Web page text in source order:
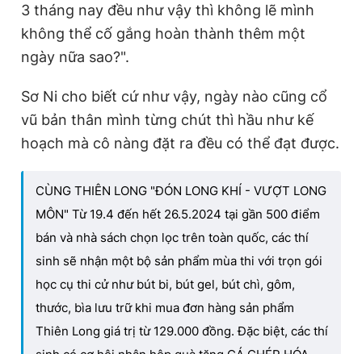
3 tháng nay đều như vậy thì không lẽ mình
không thể cố gắng hoàn thành thêm một
ngày nữa sao?".
Sơ Ni cho biết cứ như vậy, ngày nào cũng cổ
vũ bản thân mình từng chút thì hầu như kế
hoạch mà cô nàng đặt ra đều có thể đạt được.
CÙNG THIÊN LONG "ĐÓN LONG KHÍ - VƯỢT LONG
MÔN" Từ 19.4 đến hết 26.5.2024 tại gần 500 điểm
bán và nhà sách chọn lọc trên toàn quốc, các thí
sinh sẽ nhận một bộ sản phẩm mùa thi với trọn gói
học cụ thi cử như bút bi, bút gel, bút chì, gôm,
thước, bìa lưu trữ khi mua đơn hàng sản phẩm
Thiên Long giá trị từ 129.000 đồng. Đặc biệt, các thí